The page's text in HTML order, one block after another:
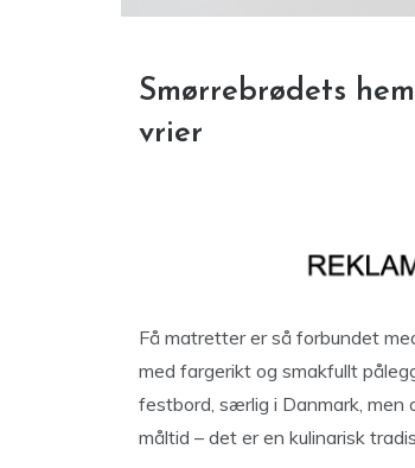
Smørrebrødets
vrier
Få matretter er så forbundet
med fargerikt og smakfullt
festbord, særlig i Danmark, men
måltid – det er en kulinarisk